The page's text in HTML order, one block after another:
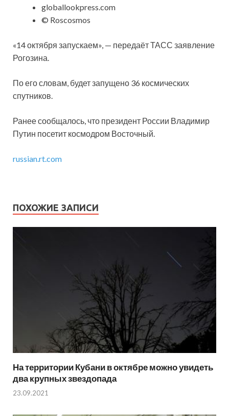
globallookpress.com
© Roscosmos
«14 октября запускаем», — передаёт ТАСС заявление
Рогозина.
По его словам, будет запущено 36 космических
спутников.
Ранее сообщалось, что президент России Владимир
Путин посетит космодром Восточный.
russian.rt.com
ПОХОЖИЕ ЗАПИСИ
На территории Кубани в октябре можно увидеть
два крупных звездопада
23.09.2021